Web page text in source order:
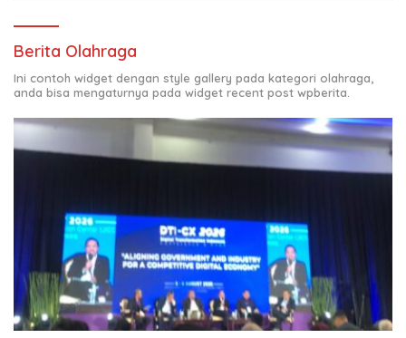
Berita Olahraga
Ini contoh widget dengan style gallery pada kategori olahraga,
anda bisa mengaturnya pada widget recent post wpberita.